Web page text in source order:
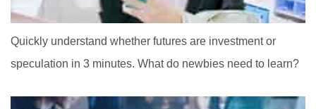
Quickly understand whether futures are investment or
speculation in 3 minutes. What do newbies need to learn?